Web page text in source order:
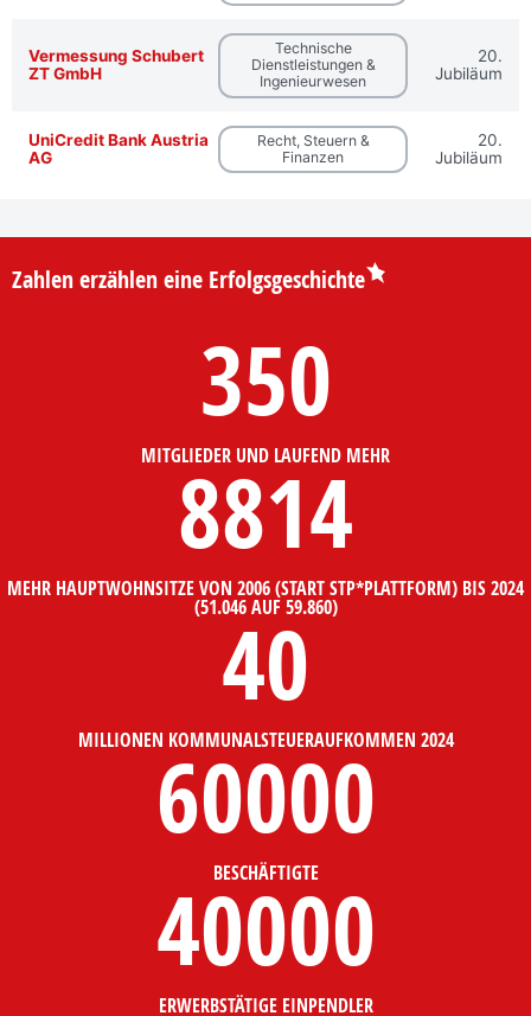
Vermessung Schubert
ZT GmbH
Technische
Dienstleistungen &
Ingenieurwesen
20.
Jubiläum
UniCredit Bank Austria
AG
Recht, Steuern &
Finanzen
20.
Jubiläum
Zahlen erzählen eine Erfolgsgeschichte
350
MITGLIEDER UND LAUFEND MEHR
8814
MEHR HAUPTWOHNSITZE VON 2006 (START STP*PLATTFORM) BIS 2024
(51.046 AUF 59.860)
40
MILLIONEN KOMMUNALSTEUERAUFKOMMEN 2024
60000
BESCHÄFTIGTE
40000
ERWERBSTÄTIGE EINPENDLER